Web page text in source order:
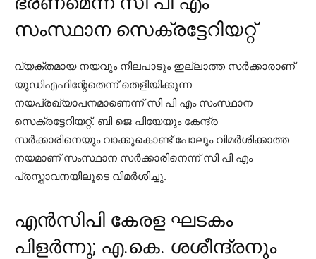
സംസ്ഥാന സെക്രട്ടേറിയറ്റ്
വ്യക്തമായ നയവും നിലപാടും ഇല്ലാത്ത സര്‍ക്കാരാണ്
യുഡിഎഫിന്റേതെന്ന് തെളിയിക്കുന്ന
നയപ്രഖ്യാപനമാണെന്ന് സി പി എം സംസ്ഥാന
സെക്രട്ടേറിയറ്റ്. ബി ജെ പിയേയും കേന്ദ്ര
സര്‍ക്കാരിനെയും വാക്കുകൊണ്ട് പോലും വിമര്‍ശിക്കാത്ത
നയമാണ് സംസ്ഥാന സര്‍ക്കാരിനെന്ന് സി പി എം
പ്രസ്താവനയിലൂടെ വിമര്‍ശിച്ചു.
എന്‍സിപി കേരള ഘടകം
പിളര്‍ന്നു; എ.കെ. ശശീന്ദ്രനും